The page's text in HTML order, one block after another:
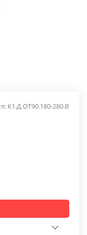
К1.Д.ОТ90.180-280.В